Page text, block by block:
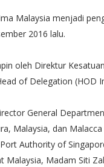
Malaysia menjadi
2016 lalu.
oleh Direktur
of Delegation (HOD
General
Malaysia, dan
Authority of
Madam Siti